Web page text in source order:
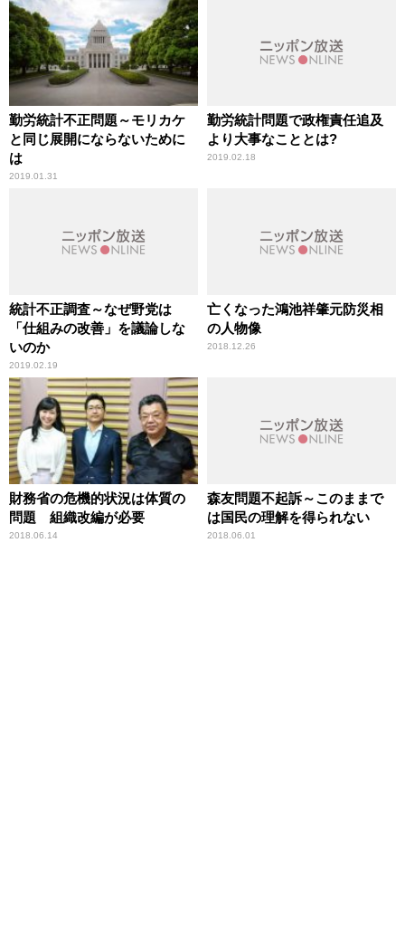
勤労統計不正問題～モリカケ
と同じ展開にならないために
は
2019.01.31
勤労統計問題で政権責任追及
より大事なこととは?
2019.02.18
統計不正調査～なぜ野党は
「仕組みの改善」を議論しな
いのか
2019.02.19
亡くなった鴻池祥肇元防災相
の人物像
2018.12.26
財務省の危機的状況は体質の
問題 組織改編が必要
2018.06.14
森友問題不起訴～このままで
は国民の理解を得られない
2018.06.01